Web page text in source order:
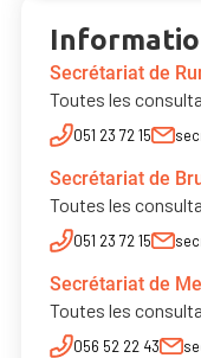
Dr Pieter
Secrétariat de
Toutes les
051 23 72 15
Secrétariat de
Toutes les
051 23 72 15
Secrétariat de
Toutes les
056 52 22 43